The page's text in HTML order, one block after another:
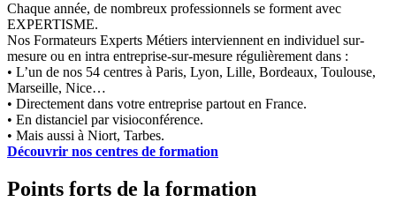
Chaque année, de nombreux professionnels se forment avec
EXPERTISME.
Nos Formateurs Experts Métiers interviennent en individuel sur-
mesure ou en intra entreprise-sur-mesure régulièrement dans :
• L’un de nos 54 centres à Paris, Lyon, Lille, Bordeaux, Toulouse,
Marseille, Nice…
• Directement dans votre entreprise partout en France.
• En distanciel par visioconférence.
• Mais aussi à Niort, Tarbes.
Découvrir nos centres de formation
Points forts de la formation